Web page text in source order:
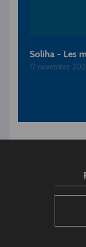
Soliha - Les
17 novembre